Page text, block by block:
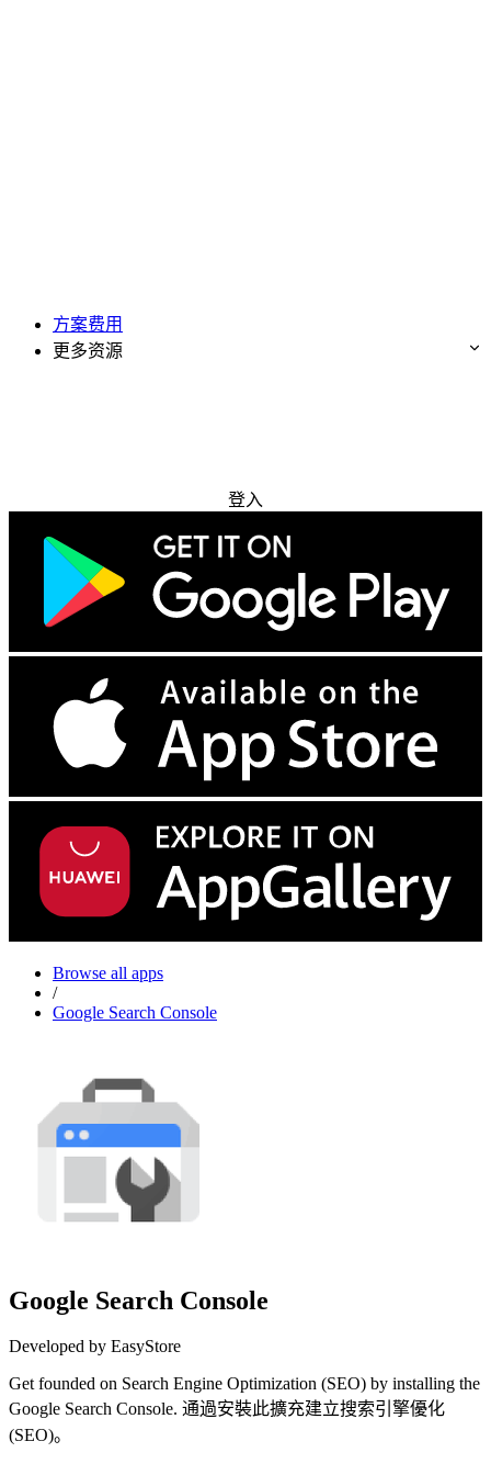
方案费用
更多资源
登入
Browse all apps
/
Google Search Console
Google Search Console
Developed by EasyStore
Get founded on Search Engine Optimization (SEO) by installing the
Google Search Console. 通過安裝此擴充建立搜索引擎優化
(SEO)。